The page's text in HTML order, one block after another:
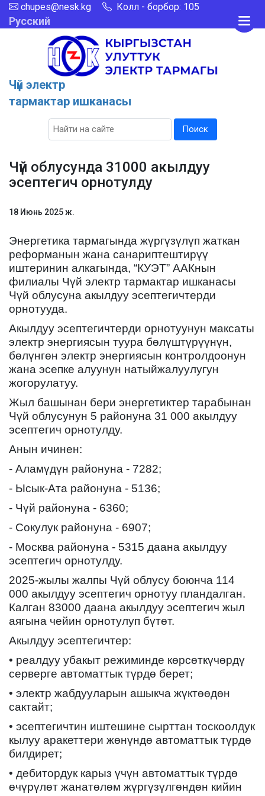
chupes@nesk.kg Колл - борбор: 105
Русский
Чүй электр
тармактар ишканасы
Поиск
Чүй облусунда 31000 акылдуу
эсептегич орнотулду
18 Июнь 2025 ж.
Энергетика тармагында жүргүзүлүп жаткан
реформанын жана санариптештирүү
иштеринин алкагында, “КУЭТ” ААКнын
филиалы Чүй электр тармактар ишканасы
Чүй облусуна акылдуу эсептегичтерди
орнотууда.
Акылдуу эсептегичтерди орнотуунун максаты
электр энергиясын туура бөлүштүрүүнүн,
бөлүнгөн электр энергиясын контролдоонун
жана эсепке алуунун натыйжалуулугун
жогорулатуу.
Жыл башынан бери энергетиктер тарабынан
Чүй облусунун 5 районуна 31 000 акылдуу
эсептегич орнотулду.
Анын ичинен:
- Аламүдүн районуна - 7282;
- Ысык-Ата районуна - 5136;
- Чүй районуна - 6360;
- Сокулук районуна - 6907;
- Москва районуна - 5315 даана акылдуу
эсептегич орнотулду.
2025-жылы жалпы Чүй облусу боюнча 114
000 акылдуу эсептегич орнотуу пландалган.
Калган 83000 даана акылдуу эсептегич жыл
аягына чейин орнотулуп бүтөт.
Акылдуу эсептегичтер:
• реалдуу убакыт режиминде көрсөткүчөрдү
серверге автоматтык түрдө берет;
• электр жабдууларын ашыкча жүктөөдөн
сактайт;
• эсептегичтин иштешине сырттан тоскоолдук
кылуу аракеттери жөнүндө автоматтык түрдө
билдирет;
• дебитордук карыз үчүн автоматтык түрдө
өчүрүлөт жанатөлөм жүргүзүлгөндөн кийин